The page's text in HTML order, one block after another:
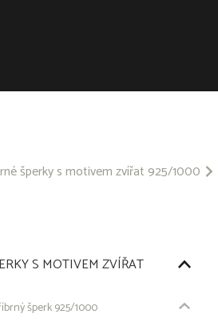
šperky s motivem zvířat 925/1000
S MOTIVEM ZVÍŘAT
šperk 925/1000